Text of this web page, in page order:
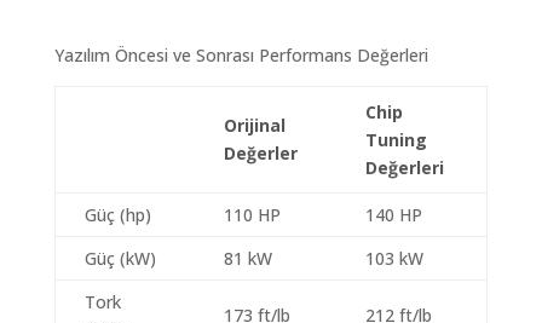
Yazılım Öncesi ve Sonrası Performans Değerleri
Orijinal
Değerler
Chip
Tuning
Değerleri
Güç (hp) 110 HP
140 HP
Güç (kW)
81 kW
103 kW
Tork
173 ft/lb 212 ft/lb